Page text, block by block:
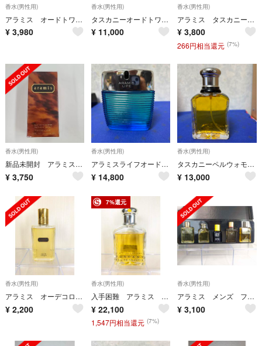
香水(男性用)
アラミス オードトワレ ナチュラルスプレー未使用品
¥ 3,980
香水(男性用)
タスカニーオードトワレ 100ml
¥ 11,000
香水(男性用)
アラミス タスカニー ペル ウオモ オードトワレ 30ml
¥ 3,800
266円相当還元 (7%)
香水(男性用)
新品未開封 アラミスオードトワレ60ml
¥ 3,750
香水(男性用)
アラミスライフオードトワレ 100ml未使用
¥ 14,800
香水(男性用)
タスカニーペルウォモオードトワレ 100ml未使用
¥ 13,000
香水(男性用)
アラミス オーデコロン 50ml
¥ 2,200
7%還元
香水(男性用)
入手困難 アラミス タスカニー オーデトワレ 200ml
¥ 22,100
1,547円相当還元 (7%)
香水(男性用)
アラミス メンズ フレグランス コレクション ミニチュア香水セット
¥ 3,100